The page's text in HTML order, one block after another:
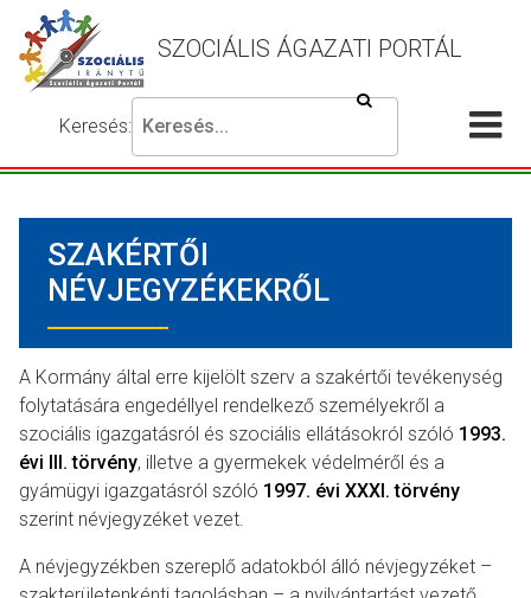
SZOCIÁLIS ÁGAZATI PORTÁL
Keresés:
Írja
be
keresni
kívánt
kifejezést,
meg
keresés
gombot.
Keresés
beállítások
SZAKÉRTŐI
NÉVJEGYZÉKEKRŐL
A Kormány által erre kijelölt szerv a szakértői tevékenység
folytatására engedéllyel rendelkező személyekről a
szociális igazgatásról és szociális ellátásokról szóló 1993.
évi III. törvény, illetve a gyermekek védelméről és a
gyámügyi igazgatásról szóló 1997. évi XXXI. törvény
szerint névjegyzéket vezet.
A névjegyzékben szereplő adatokból álló névjegyzéket –